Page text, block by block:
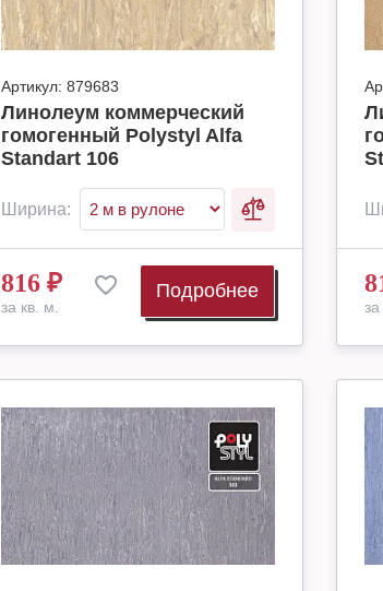
Артикул: 879683
Линолеум коммерческий
гомогенный Polystyl Alfa
Standart 106
Ширина:
816 ₽
за кв. м.
Подробнее
за